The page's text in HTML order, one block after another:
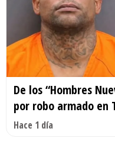
De los “Hombres
por robo armado en
Hace 1 día